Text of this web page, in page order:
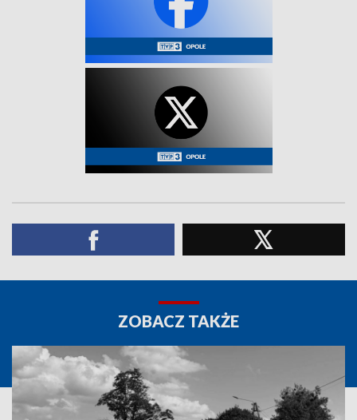
ZOBACZ TAKŻE